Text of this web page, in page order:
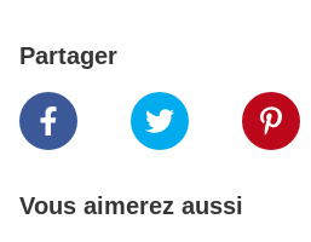
Partager
Vous aimerez aussi